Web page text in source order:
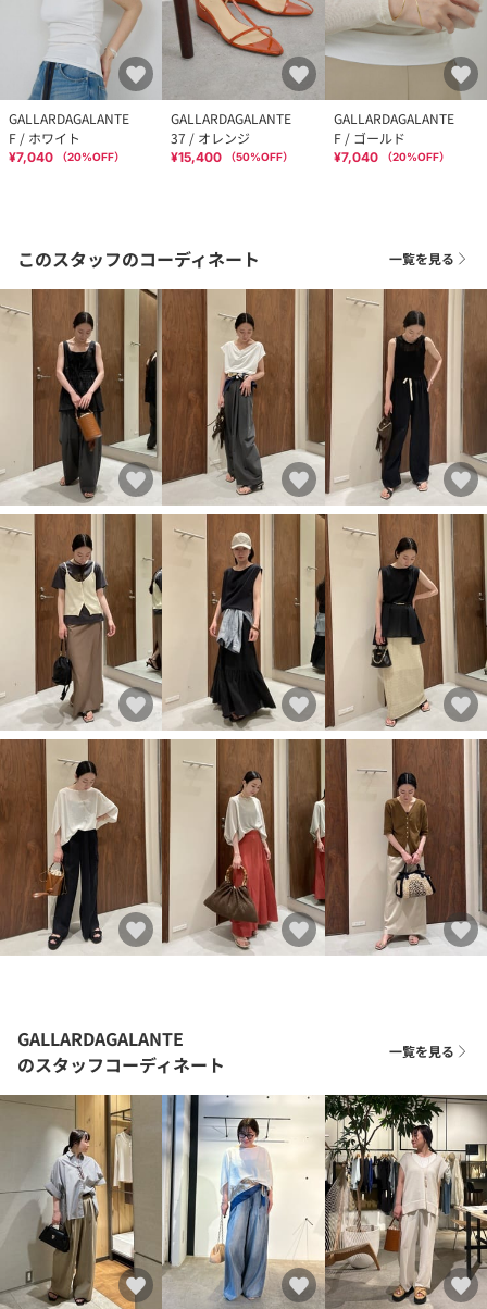
GALLARDAGALANTE
F / ホワイト
¥7,040 （20%OFF）
GALLARDAGALANTE
37 / オレンジ
¥15,400 （50%OFF）
GALLARDAGALANTE
F / ゴールド
¥7,040 （20%OFF）
このスタッフのコーディネート 一覧を見る
GALLARDAGALANTE
のスタッフコーディネート
一覧を見る